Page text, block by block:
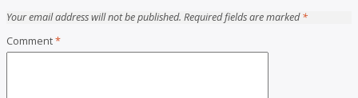
Your email address will not be published. Required fields are marked*
Comment*